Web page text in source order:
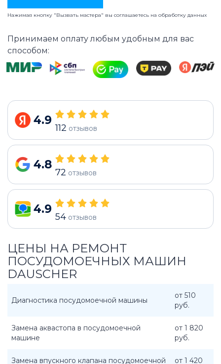
Нажимая кнопку "Вызвать мастера" вы соглашаетесь на обработку данных
Принимаем оплату любым удобным для вас
способом:
4.9
112 отзывов
4.8
72 отзывов
4.9
54 отзывов
ЦЕНЫ НА РЕМОНТ
ПОСУДОМОЕЧНЫХ МАШИН
DAUSCHER
Диагностика посудомоечной машины
от 510
руб.
Замена аквастопа в посудомоечной
машине
от 1 820
руб.
Замена впускного клапана посудомоечной от 1 420